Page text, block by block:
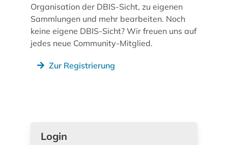
Organisation der DBIS-Sicht, zu eigenen
Sammlungen und mehr bearbeiten. Noch
keine eigene DBIS-Sicht? Wir freuen uns auf
jedes neue Community-Mitglied.
Zur Registrierung
Login